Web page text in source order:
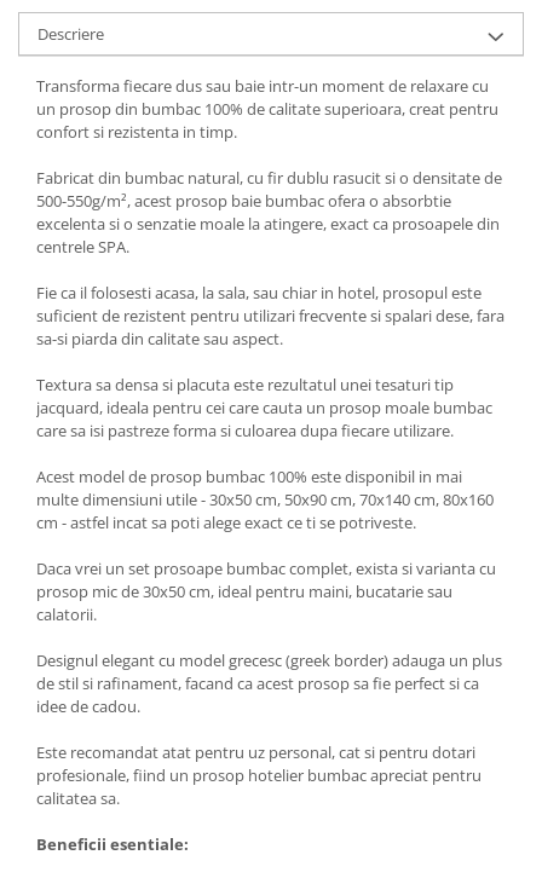
Descriere
Transforma fiecare dus sau baie intr-un moment de relaxare cu
un prosop din bumbac 100% de calitate superioara, creat pentru
confort si rezistenta in timp.
Fabricat din bumbac natural, cu fir dublu rasucit si o densitate de
500-550g/m², acest prosop baie bumbac ofera o absorbtie
excelenta si o senzatie moale la atingere, exact ca prosoapele din
centrele SPA.
Fie ca il folosesti acasa, la sala, sau chiar in hotel, prosopul este
suficient de rezistent pentru utilizari frecvente si spalari dese, fara
sa-si piarda din calitate sau aspect.
Textura sa densa si placuta este rezultatul unei tesaturi tip
jacquard, ideala pentru cei care cauta un prosop moale bumbac
care sa isi pastreze forma si culoarea dupa fiecare utilizare.
Acest model de prosop bumbac 100% este disponibil in mai
multe dimensiuni utile - 30x50 cm, 50x90 cm, 70x140 cm, 80x160
cm - astfel incat sa poti alege exact ce ti se potriveste.
Daca vrei un set prosoape bumbac complet, exista si varianta cu
prosop mic de 30x50 cm, ideal pentru maini, bucatarie sau
calatorii.
Designul elegant cu model grecesc (greek border) adauga un plus
de stil si rafinament, facand ca acest prosop sa fie perfect si ca
idee de cadou.
Este recomandat atat pentru uz personal, cat si pentru dotari
profesionale, fiind un prosop hotelier bumbac apreciat pentru
calitatea sa.
Beneficii esentiale: